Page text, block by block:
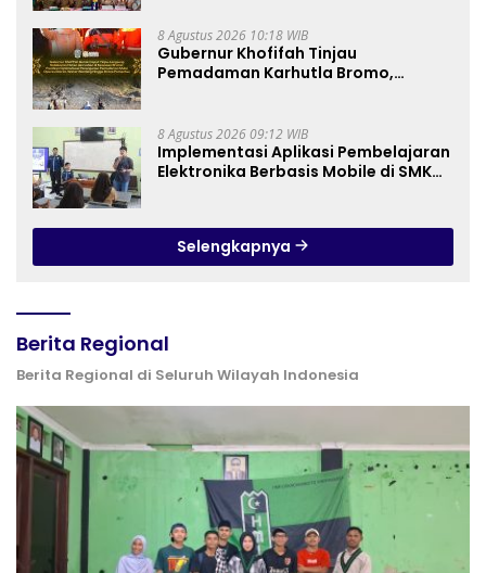
8 Agustus 2026 10:18 WIB
Gubernur Khofifah Tinjau
Pemadaman Karhutla Bromo,
8 Agustus 2026 09:12 WIB
Implementasi Aplikasi Pembelajaran
Elektronika Berbasis Mobile di SMK
Pembelajaran
Selengkapnya
Berita Regional
Berita Regional di Seluruh Wilayah Indonesia